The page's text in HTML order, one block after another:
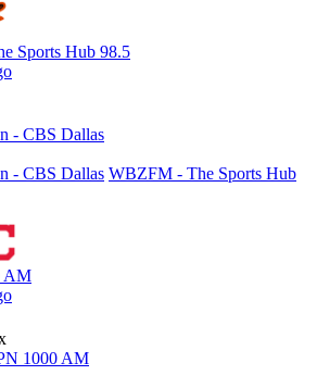
Sports Hub 98.5
- CBS Dallas
- CBS Dallas WBZFM - The Sports Hub
AM
1000 AM